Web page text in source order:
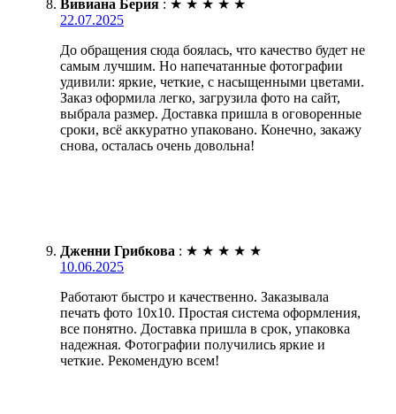
Вивиана Берия : ★ ★ ★ ★ ★
22.07.2025
До обращения сюда боялась, что качество будет не
самым лучшим. Но напечатанные фотографии
удивили: яркие, четкие, с насыщенными цветами.
Заказ оформила легко, загрузила фото на сайт,
выбрала размер. Доставка пришла в оговоренные
сроки, всё аккуратно упаковано. Конечно, закажу
снова, осталась очень довольна!
Дженни Грибкова : ★ ★ ★ ★ ★
10.06.2025
Работают быстро и качественно. Заказывала
печать фото 10х10. Простая система оформления,
все понятно. Доставка пришла в срок, упаковка
надежная. Фотографии получились яркие и
четкие. Рекомендую всем!